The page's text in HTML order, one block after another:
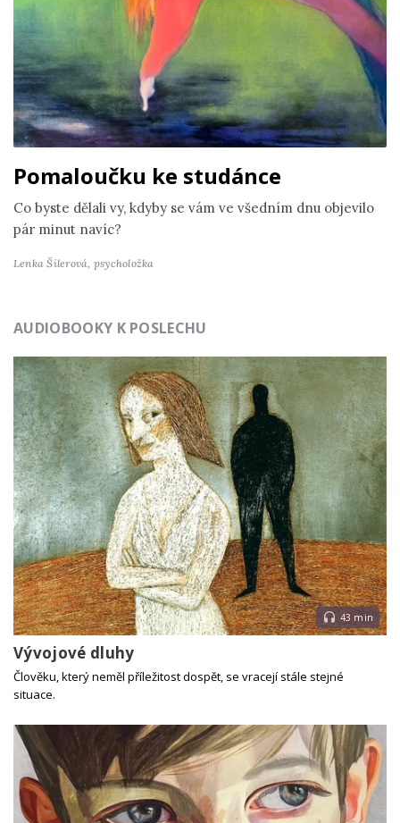
Pomaloučku ke studánce
Co byste dělali vy, kdyby se vám ve všedním dnu objevilo
pár minut navíc?
Lenka Šilerová, psycholožka
AUDIOBOOKY K POSLECHU
43 min
Vývojové dluhy
Člověku, který neměl příležitost dospět, se vracejí stále stejné
situace.